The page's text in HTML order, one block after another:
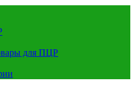
для ПЦР